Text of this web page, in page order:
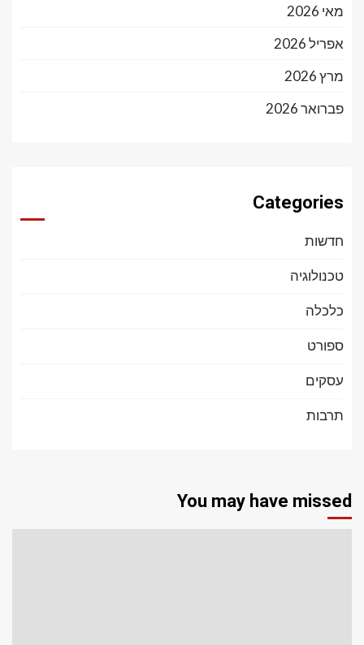
מאי 2026
אפריל 2026
מרץ 2026
פברואר 2026
Categories
חדשות
טכנולוגיה
כלכלה
ספורט
עסקים
תרבות
You may have missed